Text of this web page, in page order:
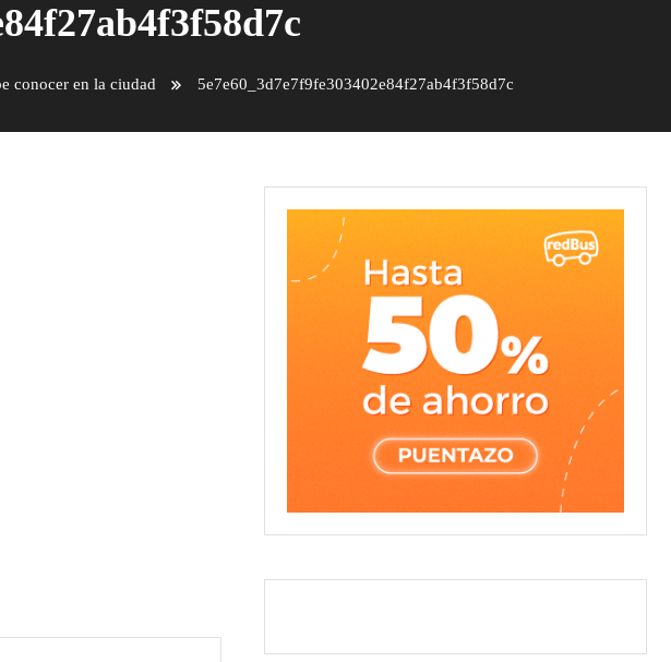
conocer en la ciudad 5e7e60_3d7e7f9fe303402e84f27ab4f3f58d7c